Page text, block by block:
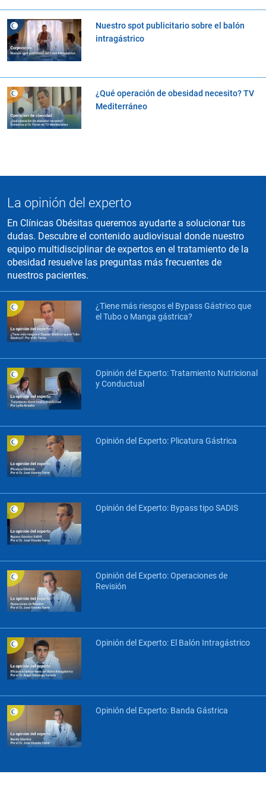
Nuestro spot publicitario sobre el balón
intragástrico
¿Qué operación de obesidad necesito? TV
Mediterráneo
La opinión del experto
En Clínicas Obésitas queremos ayudarte a solucionar tus
dudas. Descubre el contenido audiovisual donde nuestro
equipo multidisciplinar de expertos en el tratamiento de la
obesidad resuelve las preguntas más frecuentes de
nuestros pacientes.
¿Tiene más riesgos el Bypass Gástrico que
el Tubo o Manga gástrica?
Opinión del Experto: Tratamiento Nutricional
y Conductual
Opinión del Experto: Plicatura Gástrica
Opinión del Experto: Bypass tipo SADIS
Opinión del Experto: Operaciones de
Revisión
Opinión del Experto: El Balón Intragástrico
Opinión del Experto: Banda Gástrica